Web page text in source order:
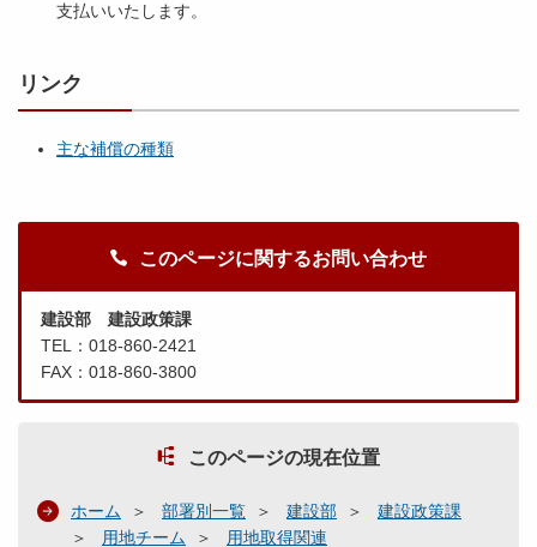
支払いいたします。
リンク
主な補償の種類
このページに関するお問い合わせ
建設部 建設政策課
TEL：018-860-2421
FAX：018-860-3800
このページの現在位置
ホーム 部署別一覧 建設部
建設政策課
用地チーム
用地取得関連